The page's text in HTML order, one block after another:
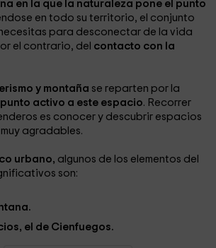
en la que la naturaleza pone el punto
en todo su territorio, el conjunto
para desconectar de la vida
el contrario, del contacto con la
y montaña se reparten por la
punto activo a este espacio. Recorrer
es conocer y descubrir espacios
agradables.
urbano, algunos de los elementos del
son:
el de Cienfuegos.